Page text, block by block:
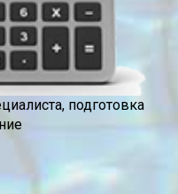
подготовка